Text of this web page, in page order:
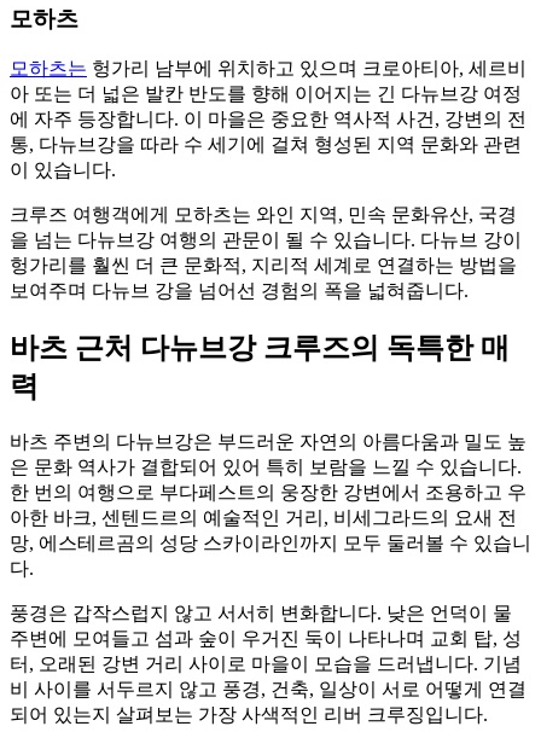
모하츠
모하츠는 헝가리 남부에 위치하고 있으며 크로아티아, 세르비
아 또는 더 넓은 발칸 반도를 향해 이어지는 긴 다뉴브강 여정
에 자주 등장합니다. 이 마을은 중요한 역사적 사건, 강변의 전
통, 다뉴브강을 따라 수 세기에 걸쳐 형성된 지역 문화와 관련
이 있습니다.
크루즈 여행객에게 모하츠는 와인 지역, 민속 문화유산, 국경
을 넘는 다뉴브강 여행의 관문이 될 수 있습니다. 다뉴브 강이
헝가리를 훨씬 더 큰 문화적, 지리적 세계로 연결하는 방법을
보여주며 다뉴브 강을 넘어선 경험의 폭을 넓혀줍니다.
바츠 근처 다뉴브강 크루즈의 독특한 매
력
바츠 주변의 다뉴브강은 부드러운 자연의 아름다움과 밀도 높
은 문화 역사가 결합되어 있어 특히 보람을 느낄 수 있습니다.
한 번의 여행으로 부다페스트의 웅장한 강변에서 조용하고 우
아한 바크, 센텐드르의 예술적인 거리, 비세그라드의 요새 전
망, 에스테르곰의 성당 스카이라인까지 모두 둘러볼 수 있습니
다.
풍경은 갑작스럽지 않고 서서히 변화합니다. 낮은 언덕이 물
주변에 모여들고 섬과 숲이 우거진 둑이 나타나며 교회 탑, 성
터, 오래된 강변 거리 사이로 마을이 모습을 드러냅니다. 기념
비 사이를 서두르지 않고 풍경, 건축, 일상이 서로 어떻게 연결
되어 있는지 살펴보는 가장 사색적인 리버 크루징입니다.